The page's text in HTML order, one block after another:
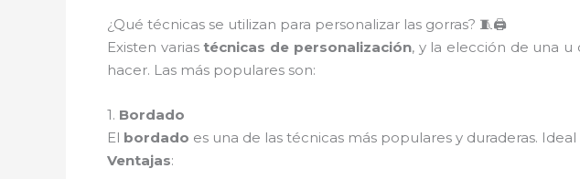
¿Qué técnicas se utilizan para personalizar las gorras? 🧵🖨️
Existen variastécnicas de personalización, y la elección de una u
hacer. Las más populares son:
1. Bordado
El bordado es una de las técnicas más populares y duraderas. Ideal
Ventajas: